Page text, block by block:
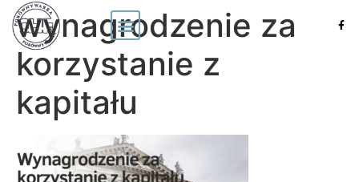
wynagrodzenie za
korzystanie z
kapitału